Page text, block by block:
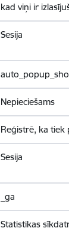
kad viņi ir
Sesija
Nepieciešams
Reģistrē, ka tiek
Sesija
_ga
Statistikas